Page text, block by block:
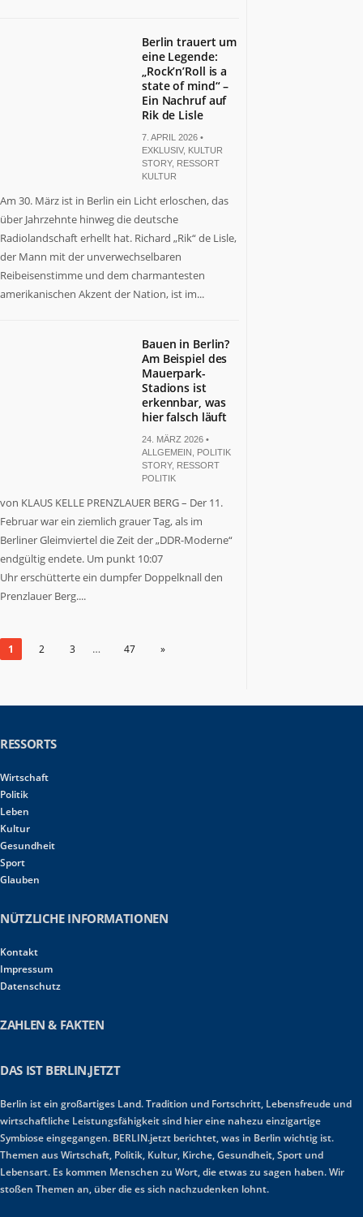
Berlin trauert um
eine Legende:
„Rock’n’Roll is a
state of mind“ –
Ein Nachruf auf
Rik de Lisle
7. APRIL 2026 •
EXKLUSIV, KULTUR
STORY, RESSORT
KULTUR
Am 30. März ist in Berlin ein Licht erloschen, das
über Jahrzehnte hinweg die deutsche
Radiolandschaft erhellt hat. Richard „Rik“ de Lisle,
der Mann mit der unverwechselbaren
Reibeisenstimme und dem charmantesten
amerikanischen Akzent der Nation, ist im...
Bauen in Berlin?
Am Beispiel des
Mauerpark-
Stadions ist
erkennbar, was
hier falsch läuft
24. MÄRZ 2026 •
ALLGEMEIN
POLITIK
STORY, RESSORT
POLITIK
von KLAUS KELLE PRENZLAUER BERG – Der 11.
Februar war ein ziemlich grauer Tag, als im
Berliner Gleimviertel die Zeit der „DDR-Moderne“
endgültig endete. Um punkt 10:07
Uhr erschütterte ein dumpfer Doppelknall den
Prenzlauer Berg....
1 2 3 … 47 »
RESSORTS
Wirtschaft
Politik
Leben
Kultur
Gesundheit
Sport
Glauben
NÜTZLICHE INFORMATIONEN
Kontakt
Impressum
Datenschutz
ZAHLEN & FAKTEN
DAS IST BERLIN.JETZT
Berlin ist ein großartiges Land. Tradition und Fortschritt, Lebensfreude und
wirtschaftliche Leistungsfähigkeit sind hier eine nahezu einzigartige
Symbiose eingegangen. BERLIN.jetzt berichtet, was in Berlin wichtig ist.
Themen aus Wirtschaft, Politik, Kultur, Kirche, Gesundheit, Sport und
Lebensart. Es kommen Menschen zu Wort, die etwas zu sagen haben. Wir
stoßen Themen an, über die es sich nachzudenken lohnt.